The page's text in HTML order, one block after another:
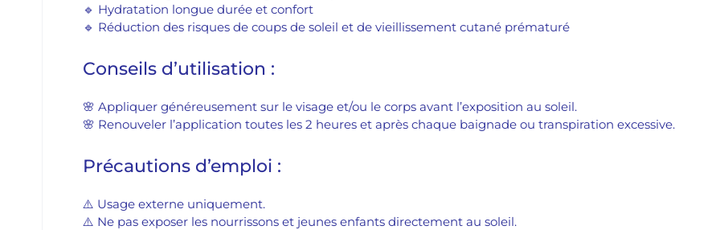
🔹 Hydratation longue durée et confort
🔹 Réduction des risques de coups de soleil et de vieillissement cutané prématuré
Conseils d’utilisation :
🌸 Appliquer généreusement sur le visage et/ou le corps avant l’exposition au soleil.
🌸 Renouveler l’application toutes les 2 heures et après chaque baignade ou transpiration excessive.
Précautions d’emploi :
⚠️ Usage externe uniquement.
⚠️ Ne pas exposer les nourrissons et jeunes enfants directement au soleil.